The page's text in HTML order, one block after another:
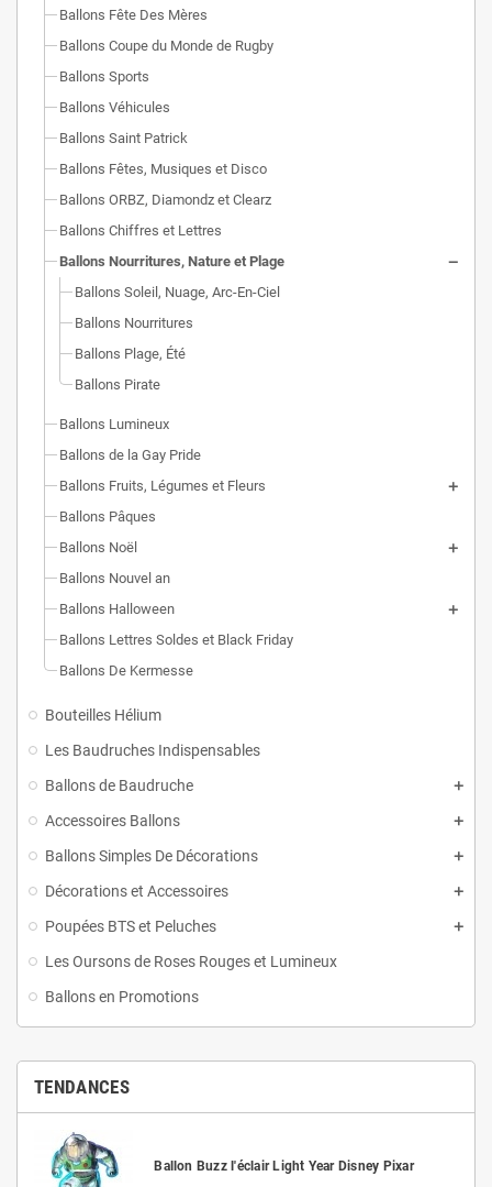
Ballons Fête Des Mères
Ballons Coupe du Monde de Rugby
Ballons Sports
Ballons Véhicules
Ballons Saint Patrick
Ballons Fêtes, Musiques et Disco
Ballons ORBZ, Diamondz et Clearz
Ballons Chiffres et Lettres
Ballons Nourritures, Nature et Plage
Ballons Soleil, Nuage, Arc-En-Ciel
Ballons Nourritures
Ballons Plage, Été
Ballons Pirate
Ballons Lumineux
Ballons de la Gay Pride
Ballons Fruits, Légumes et Fleurs
Ballons Pâques
Ballons Noël
Ballons Nouvel an
Ballons Halloween
Ballons Lettres Soldes et Black Friday
Ballons De Kermesse
Bouteilles Hélium
Les Baudruches Indispensables
Ballons de Baudruche
Accessoires Ballons
Ballons Simples De Décorations
Décorations et Accessoires
Poupées BTS et Peluches
Les Oursons de Roses Rouges et Lumineux
Ballons en Promotions
TENDANCES
Ballon Buzz l'éclair Light Year Disney Pixar